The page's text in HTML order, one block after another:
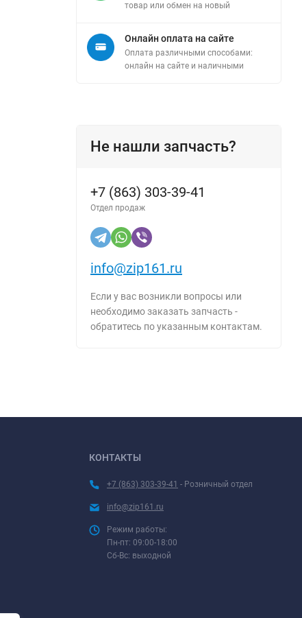
товар или обмен на новый
Онлайн оплата на сайте
Оплата различными способами:
онлайн на сайте и наличными
Не нашли запчасть?
+7 (863) 303-39-41
Отдел продаж
info@zip161.ru
Если у вас возникли вопросы или
необходимо заказать запчасть -
обратитесь по указанным контактам.
КОНТАКТЫ
+7 (863) 303-39-41 - Розничный отдел
info@zip161.ru
Режим работы:
Пн-пт: 09:00-18:00
Сб-Вс: выходной